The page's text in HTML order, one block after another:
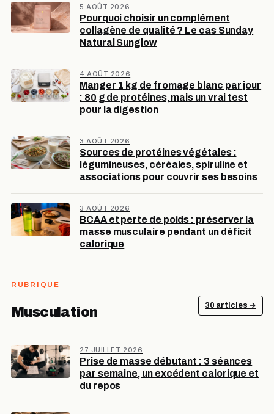
Pourquoi choisir un complément
collagène de qualité ? Le cas Sunday
Natural Sunglow
5 AOÛT 2026
Manger 1 kg de fromage blanc par jour
: 80 g de protéines, mais un vrai test
pour la digestion
4 AOÛT 2026
Sources de protéines végétales :
légumineuses, céréales, spiruline et
associations pour couvrir ses besoins
3 AOÛT 2026
BCAA et perte de poids : préserver la
masse musculaire pendant un déficit
calorique
3 AOÛT 2026
RUBRIQUE
Musculation 30 articles →
Prise de masse débutant : 3 séances
par semaine, un excédent calorique et
du repos
27 JUILLET 2026